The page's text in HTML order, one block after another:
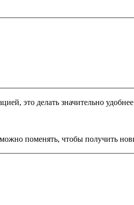
это делать значительно
поменять, чтобы получить